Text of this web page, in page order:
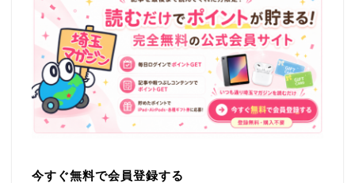
今すぐ無料で会員登録する